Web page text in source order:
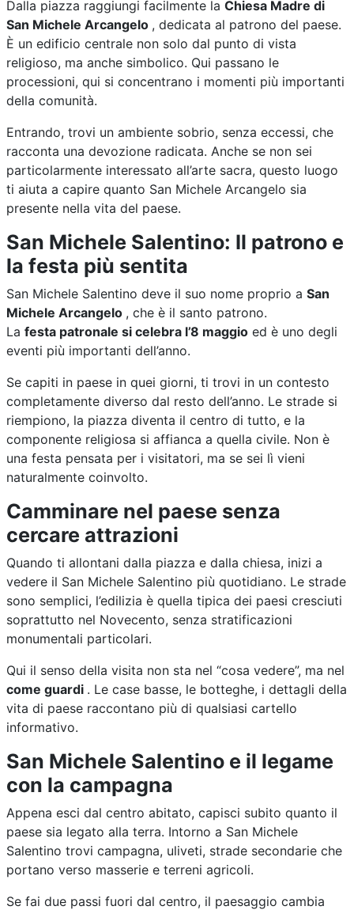
Dalla piazza raggiungi facilmente la Chiesa Madre di
San Michele Arcangelo , dedicata al patrono del paese.
È un edificio centrale non solo dal punto di vista
religioso, ma anche simbolico. Qui passano le
processioni, qui si concentrano i momenti più importanti
della comunità.
Entrando, trovi un ambiente sobrio, senza eccessi, che
racconta una devozione radicata. Anche se non sei
particolarmente interessato all’arte sacra, questo luogo
ti aiuta a capire quanto San Michele Arcangelo sia
presente nella vita del paese.
San Michele Salentino: Il patrono e
la festa più sentita
San Michele Salentino deve il suo nome proprio a San
Michele Arcangelo , che è il santo patrono.
La festa patronale si celebra l’8 maggio ed è uno degli
eventi più importanti dell’anno.
Se capiti in paese in quei giorni, ti trovi in un contesto
completamente diverso dal resto dell’anno. Le strade si
riempiono, la piazza diventa il centro di tutto, e la
componente religiosa si affianca a quella civile. Non è
una festa pensata per i visitatori, ma se sei lì vieni
naturalmente coinvolto.
Camminare nel paese senza
cercare attrazioni
Quando ti allontani dalla piazza e dalla chiesa, inizi a
vedere il San Michele Salentino più quotidiano. Le strade
sono semplici, l’edilizia è quella tipica dei paesi cresciuti
soprattutto nel Novecento, senza stratificazioni
monumentali particolari.
Qui il senso della visita non sta nel “cosa vedere”, ma nel
come guardi . Le case basse, le botteghe, i dettagli della
vita di paese raccontano più di qualsiasi cartello
informativo.
San Michele Salentino e il legame
con la campagna
Appena esci dal centro abitato, capisci subito quanto il
paese sia legato alla terra. Intorno a San Michele
Salentino trovi campagna, uliveti, strade secondarie che
portano verso masserie e terreni agricoli.
Se fai due passi fuori dal centro, il paesaggio cambia